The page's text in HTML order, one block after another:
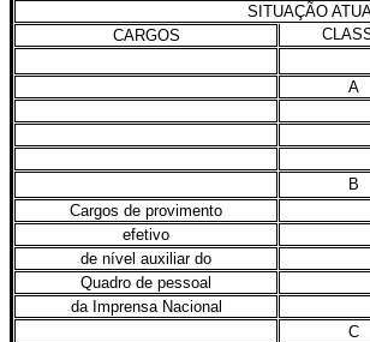
SITUAÇÃO
CARGOS
A
B
Cargos de provimento
efetivo
de nível auxiliar do
Quadro de pessoal
da Imprensa Nacional
C